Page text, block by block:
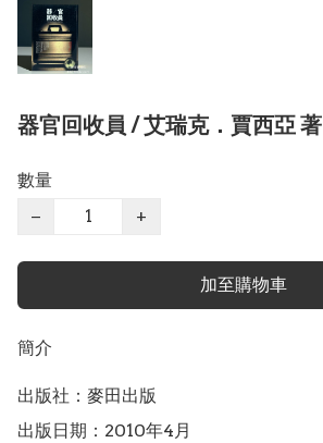
器官回收員 / 艾瑞克．賈西亞 著
數量
−
+
加至購物車
簡介
出版社：麥田出版
出版日期：2010年4月